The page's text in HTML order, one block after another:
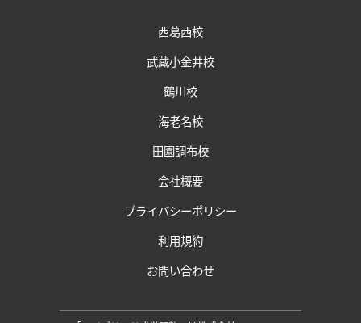
西葛西校
武蔵小金井校
鶴川校
海老名校
田園調布校
会社概要
プライバシーポリシー
利用規約
お問い合わせ